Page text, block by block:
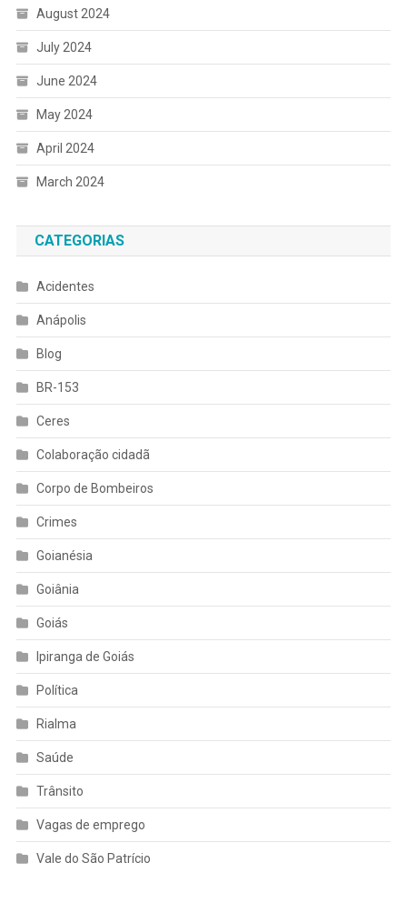
August 2024
July 2024
June 2024
May 2024
April 2024
March 2024
CATEGORIAS
Acidentes
Anápolis
Blog
BR-153
Ceres
Colaboração cidadã
Corpo de Bombeiros
Crimes
Goianésia
Goiânia
Goiás
Ipiranga de Goiás
Política
Rialma
Saúde
Trânsito
Vagas de emprego
Vale do São Patrício